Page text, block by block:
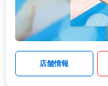
店舗情報